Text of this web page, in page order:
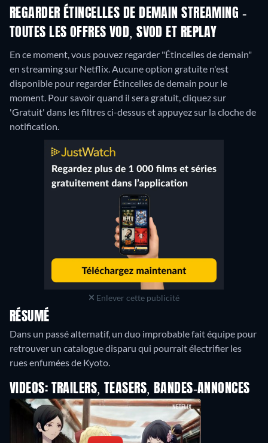
REGARDER ÉTINCELLES DE DEMAIN STREAMING -
TOUTES LES OFFRES VOD, SVOD ET REPLAY
En ce moment, vous pouvez regarder "Étincelles de demain"
en streaming sur Netflix. Aucune option gratuite n'est
disponible pour regarder Étincelles de demain pour le
moment. Pour savoir quand il sera gratuit, cliquez sur
'Gratuit' dans les filtres ci-dessus et appuyez sur la cloche de
notification.
Enlever cette publicité
RÉSUMÉ
Dans un passé alternatif, un duo improbable fait équipe pour
retrouver un catalogue disparu qui pourrait électrifier les
rues enfumées de Kyoto.
VIDEOS: TRAILERS, TEASERS, BANDES-ANNONCES